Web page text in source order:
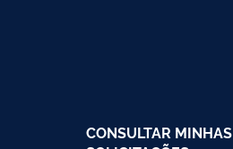
CONSULTAR MINHAS